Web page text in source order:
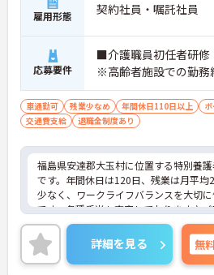
雇用形態 契約社員・嘱託社員
応募要件
■介護職員初任者研修
※高齢者施設での勤務
車通勤可 残業少なめ 年間休日110日以上
交通費支給
退職金制度あり
福島県安達郡大玉村に位置する特別養
です。年間休日は120日、残業は月平均
少なく、ワークライフバランスを大切
です。各種手当も充実しております♪ご
方には、面接対策ポイントなど、さら
しいたしますのでお気軽にご相談くだ
詳細を見る 無